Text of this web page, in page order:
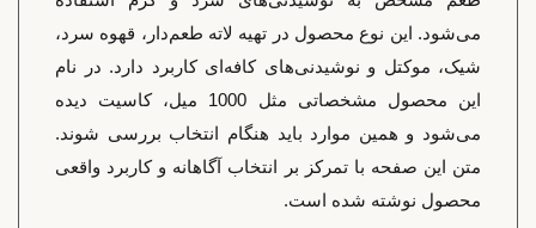
می‌شود. این نوع محصول در تهیه لاته طعم‌دار، قهوه سرد،
شیک، موکتل و نوشیدنی‌های کافه‌ای کاربرد دارد. در نام
این محصول مشخصاتی مثل 1000 میل، کاسیت دیده
می‌شود و همین موارد باید هنگام انتخاب بررسی شوند.
متن این صفحه با تمرکز بر انتخاب آگاهانه و کاربرد واقعی
محصول نوشته شده است.